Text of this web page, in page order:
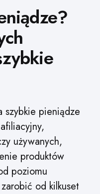
szybkie pieniądze
używanych,
produktów
poziomu
od kilkuset